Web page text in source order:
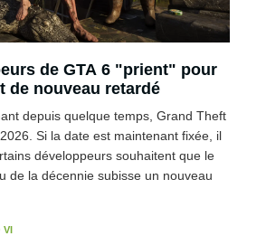
de GTA 6 "prient" pour
de nouveau retardé
Si la date est maintenant fixée, il
développeurs souhaitent que le
de la décennie subisse un nouveau
VI